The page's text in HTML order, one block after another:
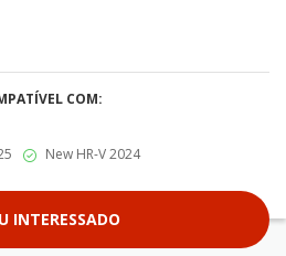
COM:
New HR-V 2024
INTERESSADO